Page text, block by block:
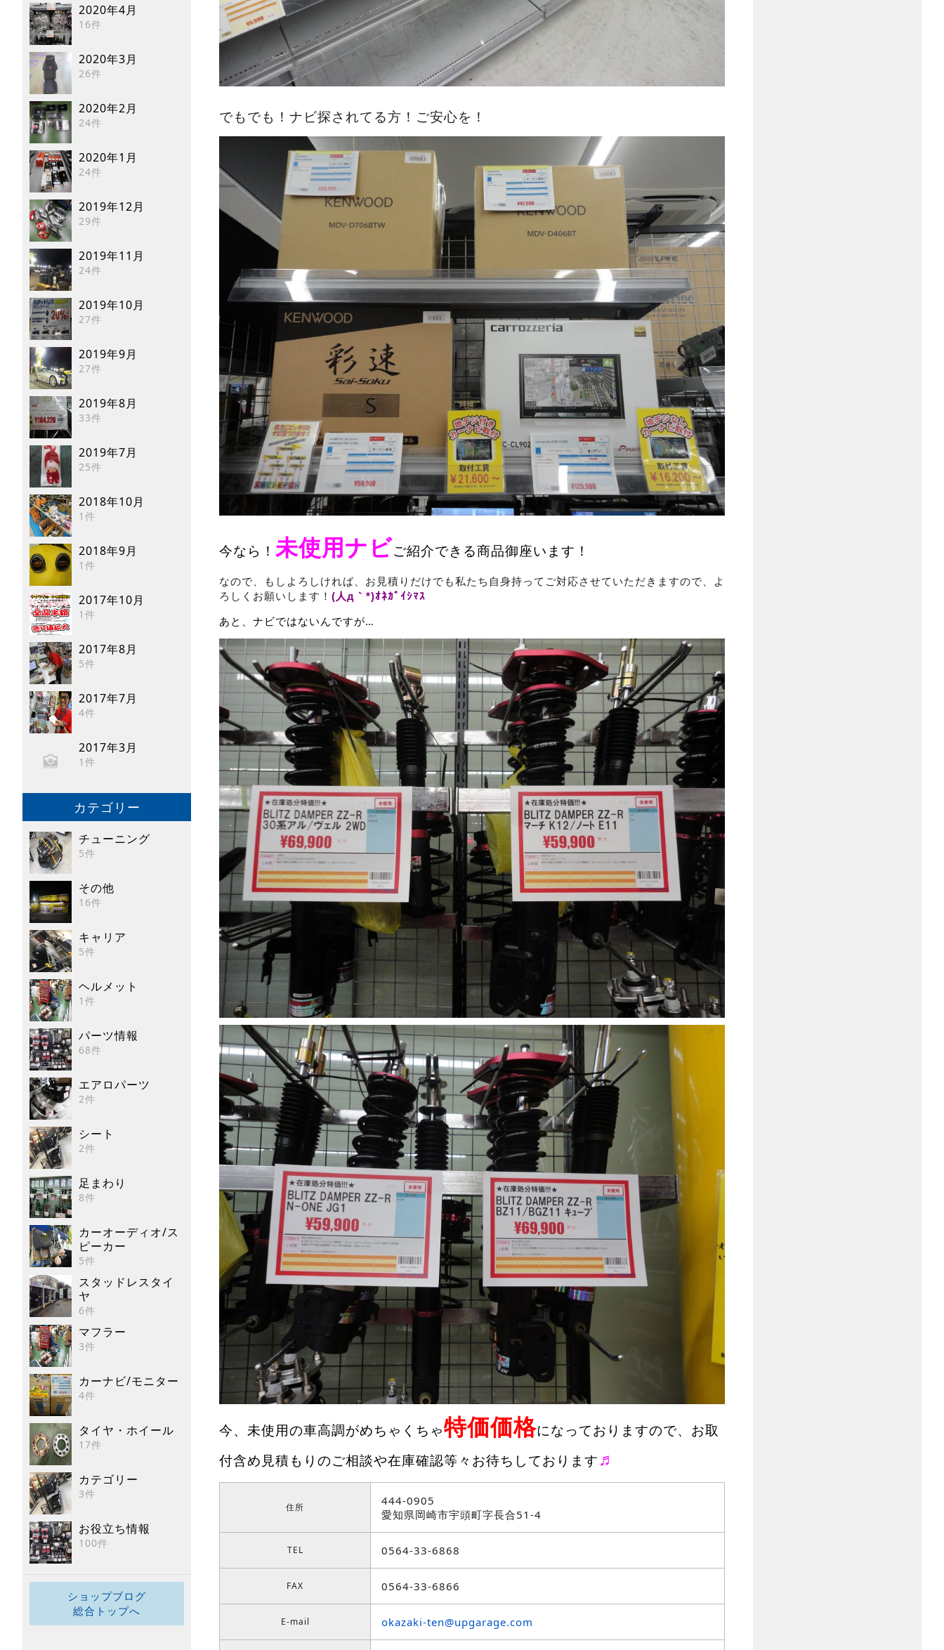
2020年4月
16件
2020年3月
26件
2020年2月
24件
2020年1月
24件
2019年12月
29件
2019年11月
24件
2019年10月
27件
2019年9月
27件
2019年8月
33件
2019年7月
25件
2018年10月
1件
2018年9月
1件
2017年10月
1件
2017年8月
5件
2017年7月
4件
2017年3月
1件
カテゴリー
チューニング
5件
その他
16件
キャリア
5件
ヘルメット
1件
パーツ情報
68件
エアロパーツ
2件
シート
2件
足まわり
8件
カーオーディオ/ス
ピーカー
5件
スタッドレスタイ
ヤ
6件
マフラー
3件
カーナビ/モニター
4件
タイヤ・ホイール
17件
カテゴリー
3件
お役立ち情報
100件
ショップブログ
総合トップへ
でもでも！ナビ探されてる方！ご安心を！
今なら！ 未使用ナビご紹介できる商品御座います！
なので、もしよろしければ、お見積りだけでも私たち自身持ってご対応させていただきますので、よ
ろしくお願いします！ (人д｀*)ｵﾈｶﾞｲｼﾏｽ
あと、ナビではないんですが…
今、未使用の車高調がめちゃくちゃ特価価格になっておりますので、お取
付含め見積もりのご相談や在庫確認等々お待ちしております ♬
住所
444-0905
愛知県岡崎市宇頭町字長合51-4
TEL 0564-33-6868
FAX 0564-33-6866
E-mail okazaki-ten@upgarage.com